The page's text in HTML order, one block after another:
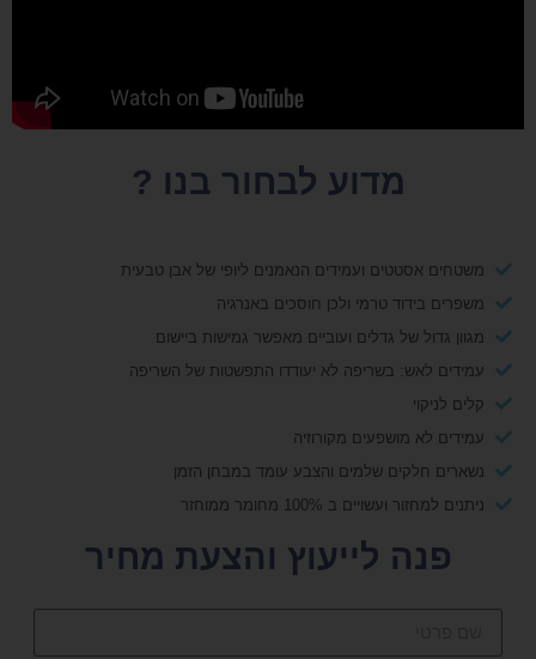
מדוע לבחור בנו ?
משטחים אסטטים ועמידים הנאמנים ליופי של אבן טבעית
משפרים בידוד טרמי ולכן חוסכים באנרגיה
מגוון גדול של גדלים ועוביים מאפשר גמישות ביישום
עמידים לאש: בשריפה לא יעודדו התפשטות של השריפה
קלים לניקוי
עמידים לא מושפעים מקורוזיה
נשארים חלקים שלמים והצבע עומד במבחן הזמן
ניתנים למחזור ועשויים ב 100% מחומר ממוחזר
פנה לייעוץ והצעת מחיר